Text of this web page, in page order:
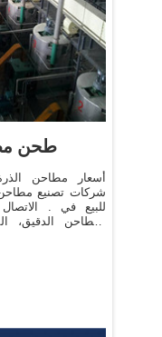
طحن
أسعار مطاحن
شركات تصنيع
للبيع في .
ومطاحن الدقيق،